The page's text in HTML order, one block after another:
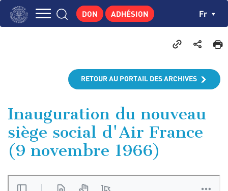
Aller
CENTRE DE RECHERCHES
PUBLICATIONS
ACTUALITÉS
ENSEIGNEMENT
DON ADHÉSION Fr
RETOUR AU PORTAIL DES ARCHIVES
Inauguration du nouveau
siège social d'Air France
(9 novembre 1966)
Panneau de gestion des cookies